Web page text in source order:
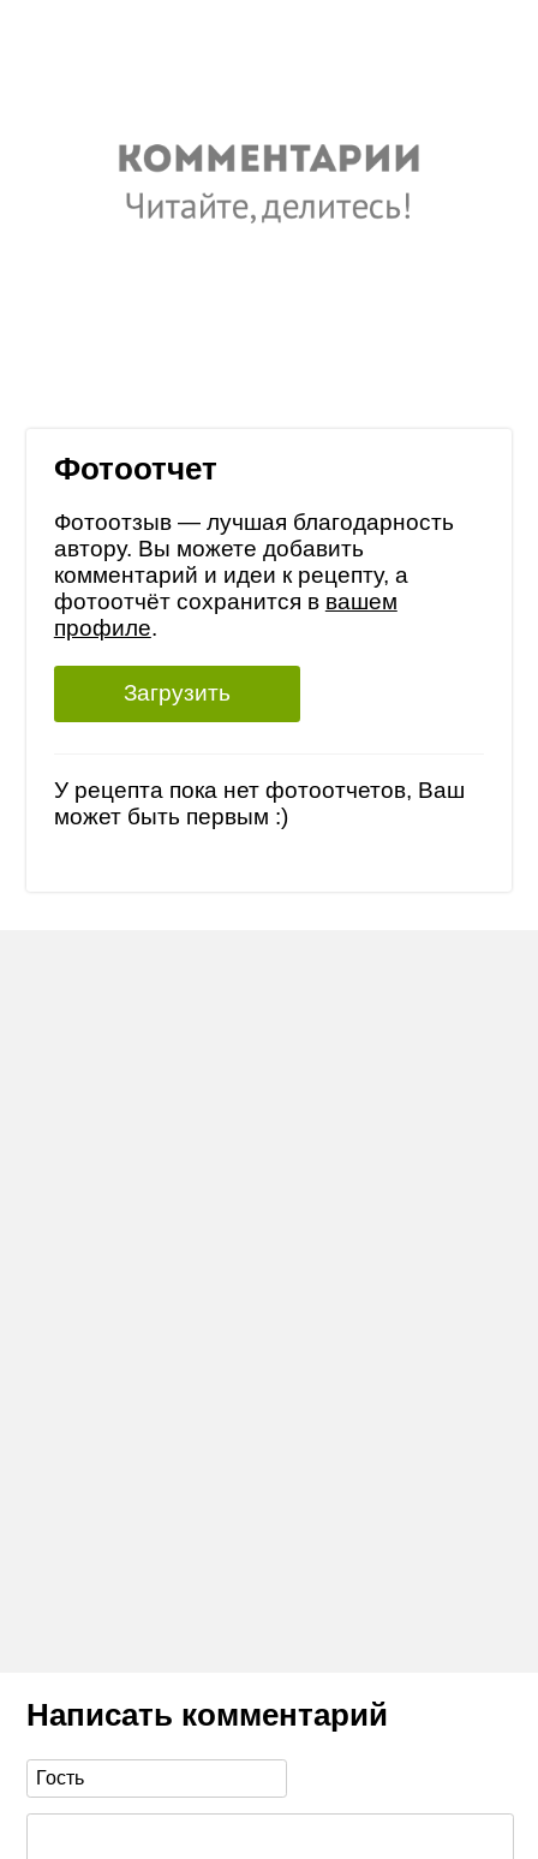
Фотоотчет
Фотоотзыв — лучшая благодарность
автору. Вы можете добавить
комментарий и идеи к рецепту, а
фотоотчёт сохранится в вашем
профиле.
Загрузить
У рецепта пока нет фотоотчетов, Ваш
может быть первым :)
Написать комментарий